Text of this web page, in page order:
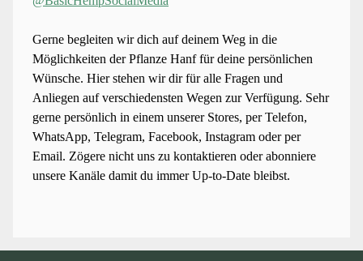
Gerne begleiten wir dich auf deinem Weg in die
Möglichkeiten der Pflanze Hanf für deine persönlichen
Wünsche. Hier stehen wir dir für alle Fragen und
Anliegen auf verschiedensten Wegen zur Verfügung. Sehr
gerne persönlich in einem unserer Stores, per Telefon,
WhatsApp, Telegram, Facebook, Instagram oder per
Email. Zögere nicht uns zu kontaktieren oder abonniere
unsere Kanäle damit du immer Up-to-Date bleibst.